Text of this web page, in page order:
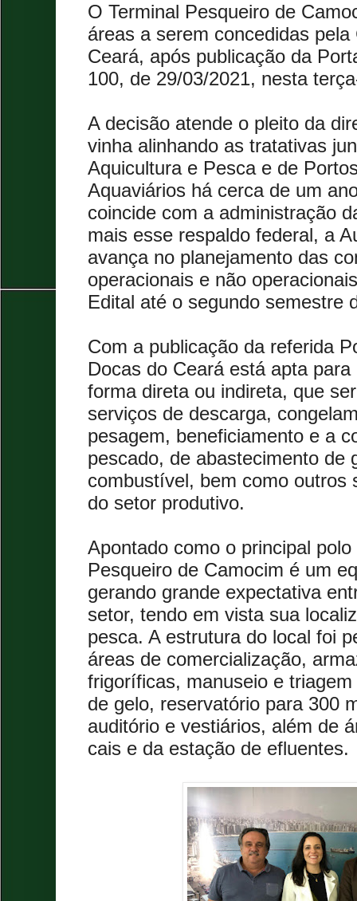
O Terminal Pesqueiro de
áreas a serem concedidas
Ceará, após publicação da
100, de 29/03/2021, nesta
A decisão atende o pleito da
vinha alinhando as tratativas
Aquicultura e Pesca e de
Aquaviários há cerca de um
coincide com a administração
mais esse respaldo federal, a
avança no planejamento das
operacionais e não
Edital até o segundo semestre
Com a publicação da referida
Docas do Ceará está apta
forma direta ou indireta, que
serviços de descarga,
pesagem, beneficiamento e a
pescado, de abastecimento de
combustível, bem como outros
do setor produtivo.
Apontado como o principal
Pesqueiro de Camocim é um
gerando grande expectativa
setor, tendo em vista sua
pesca. A estrutura do local foi
áreas de comercialização,
frigoríficas, manuseio e
de gelo, reservatório para 300
auditório e vestiários, além de
cais e da estação de efluentes.